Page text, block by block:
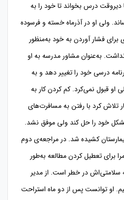
درس بخواند تا خود را به
ولی او در آذرماه خسته و فرسوده
فشار آوردن به خود به‌منظور
به‌عنوان مشاور مدرسه به او
درسی خود را تغییر دهد و به
او قبول نمی‌کرد. کم کردن کار به
تلاش کرد با رفتن به مسافرت‌های
خود را حل کند ولی موفق نشد.
کشیده شد. در مراجعه‌ی دوم
برای تعطیل کردن مطالعه به‌طور
سلامتی‌اش در خطر است. از مدیر
او توانست پس از دو ماه استراحت